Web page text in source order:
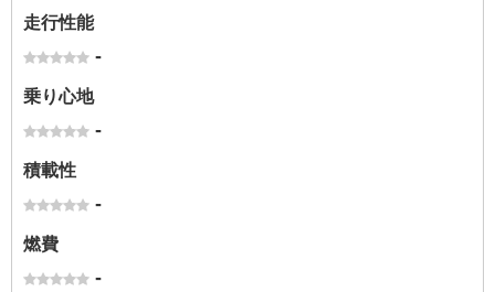
走行性能
-
乗り心地
-
積載性
-
燃費
-